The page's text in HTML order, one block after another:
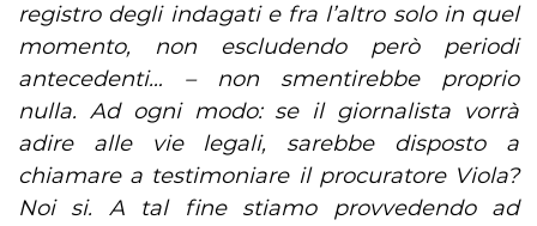
registro degli indagati e fra l’altro solo in quel
momento, non escludendo però periodi
antecedenti… – non smentirebbe proprio
nulla. Ad ogni modo: se il giornalista vorrà
adire alle vie legali, sarebbe disposto a
chiamare a testimoniare il procuratore Viola?
Noi si. A tal fine stiamo provvedendo ad